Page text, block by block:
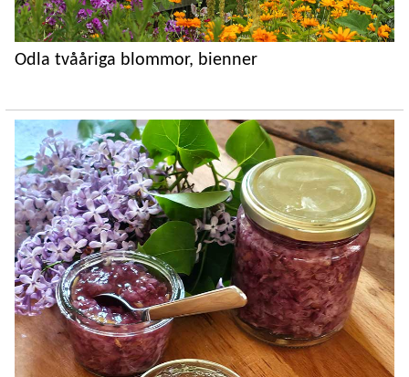
Odla tvååriga blommor, bienner